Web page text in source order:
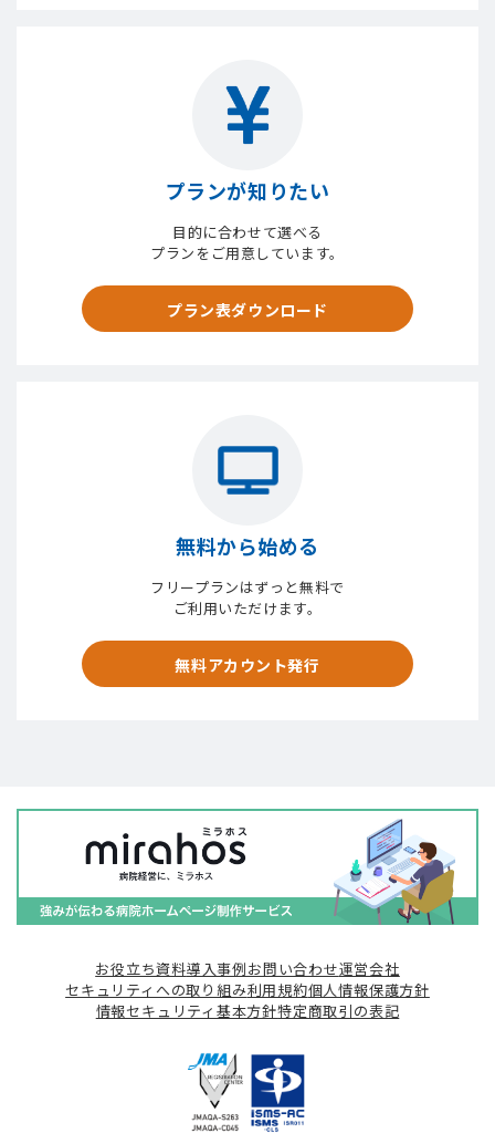
プランが知りたい
目的に合わせて選べる
プランをご用意しています。
プラン表ダウンロード
無料から始める
フリープランはずっと無料で
ご利用いただけます。
無料アカウント発行
お役立ち資料導入事例お問い合わせ運営会社
セキュリティへの取り組み利用規約個人情報保護方針
情報セキュリティ基本方針特定商取引の表記